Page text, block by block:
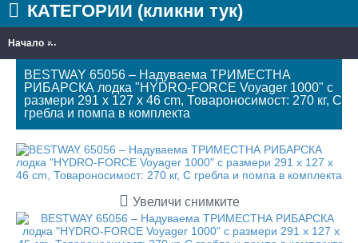
КАТЕГОРИИ (кликни тук)
Начало BESTWAY 65056 – Надуваема ТРИМЕСТНА РИБАРСКА лодка
BESTWAY 65056 – Надуваема ТРИМЕСТНА
РИБАРСКА лодка "HYDRO-FORCE Voyager 1000" с
размери 291 x 127 x 46 cm, Товароносимост: 270 кг, С
гребла и помпа в комплекта
Увеличи снимките